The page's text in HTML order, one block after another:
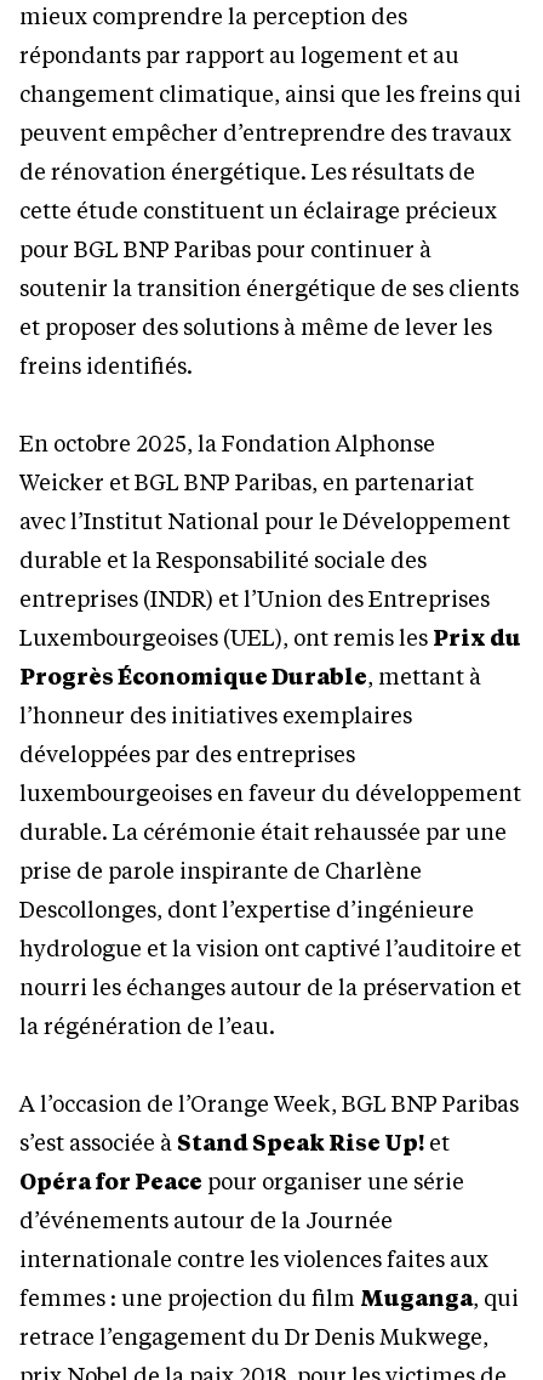
mieux comprendre la perception des
répondants par rapport au logement et au
changement climatique, ainsi que les freins qui
peuvent empêcher d’entreprendre des travaux
de rénovation énergétique. Les résultats de
cette étude constituent un éclairage précieux
pour BGL BNP Paribas pour continuer à
soutenir la transition énergétique de ses clients
et proposer des solutions à même de lever les
freins identifiés.
En octobre 2025, la Fondation Alphonse
Weicker et BGL BNP Paribas, en partenariat
avec l’Institut National pour le Développement
durable et la Responsabilité sociale des
entreprises (INDR) et l’Union des Entreprises
Luxembourgeoises (UEL), ont remis les Prix du
Progrès Économique Durable, mettant à
l’honneur des initiatives exemplaires
développées par des entreprises
luxembourgeoises en faveur du développement
durable. La cérémonie était rehaussée par une
prise de parole inspirante de Charlène
Descollonges, dont l’expertise d’ingénieure
hydrologue et la vision ont captivé l’auditoire et
nourri les échanges autour de la préservation et
la régénération de l’eau.
A l’occasion de l’Orange Week, BGL BNP Paribas
s’est associée à Stand Speak Rise Up! et
Opéra for Peace pour organiser une série
d’événements autour de la Journée
internationale contre les violences faites aux
femmes : une projection du film Muganga, qui
retrace l’engagement du Dr Denis Mukwege,